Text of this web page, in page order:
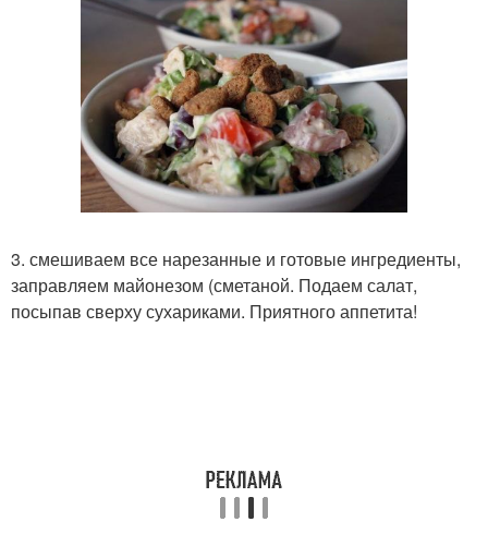
3. смешиваем все нарезанные и готовые ингредиенты,
заправляем майонезом (сметаной. Подаем салат,
посыпав сверху сухариками. Приятного аппетита!